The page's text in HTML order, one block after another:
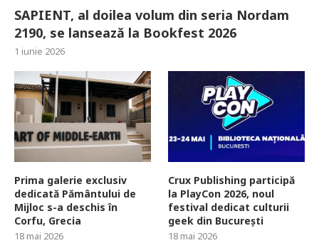
SAPIENT, al doilea volum din seria Nordam
2190, se lansează la Bookfest 2026
1 iunie 2026
Prima galerie exclusiv
dedicată Pământului de
Mijloc s-a deschis în
Corfu, Grecia
18 mai 2026
Crux Publishing participă
la PlayCon 2026, noul
festival dedicat culturii
geek din București
18 mai 2026